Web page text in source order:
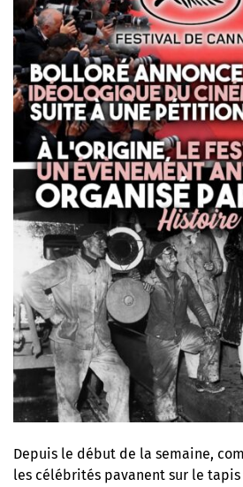
Depuis le début de la semaine,
les célébrités pavanent sur le